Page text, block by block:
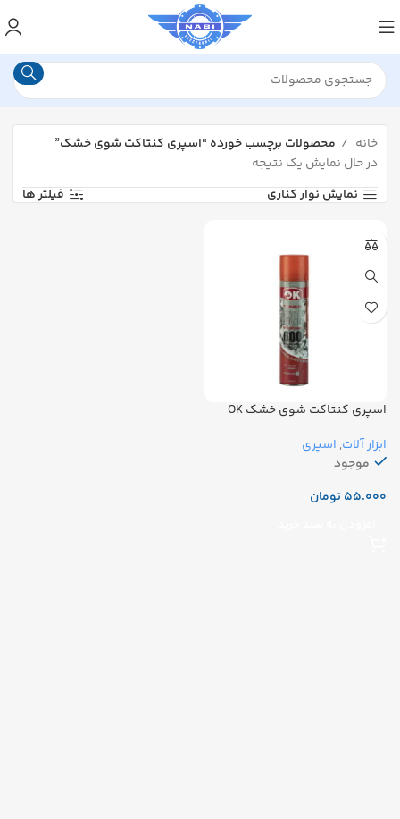
خانه
محصولات برچسب خورده “اسپری کنتاکت شوی خشک”
در حال نمایش یک نتیجه
نمایش نوار کناری
فیلتر ها
اسپری کنتاکت شوی خشک OK
ابزار آلات, اسپری
موجود
تومان